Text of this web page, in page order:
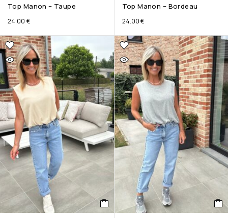
Top Manon – Taupe
24.00 €
Top Manon – Bordeau
24.00€